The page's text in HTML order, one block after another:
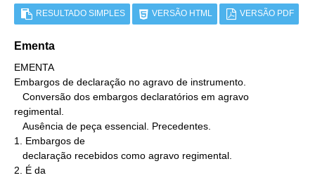
RESULTADO SIMPLES VERSÃO HTML VERSÃO PDF
Ementa
EMENTA
Embargos de declaração no agravo de instrumento.
regimental.
1. Embargos de
2. É da